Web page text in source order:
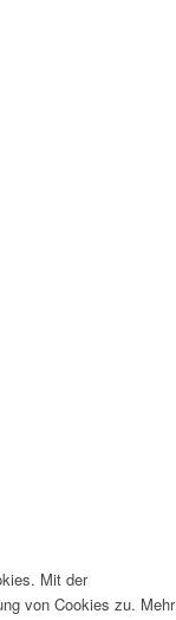
Mit der
von Cookies zu. Mehr